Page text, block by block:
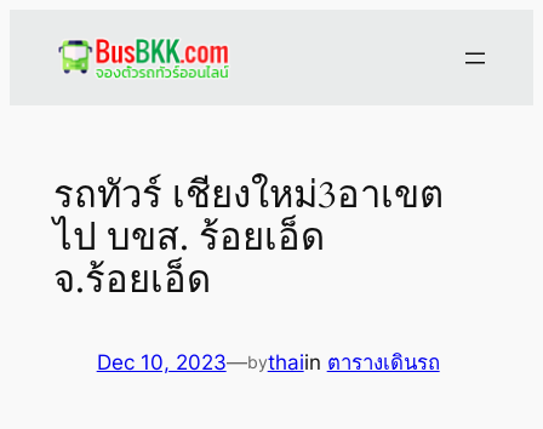
รถทัวร์ เชียงใหม่3อาเขต
ไป บขส. ร้อยเอ็ด
จ.ร้อยเอ็ด
Dec 10, 2023—bythaiin ตารางเดินรถ